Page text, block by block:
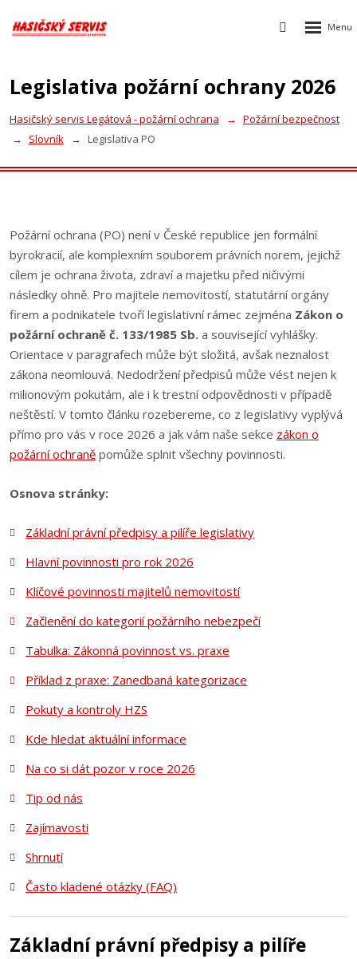
Vyhledávání
Rozbalení
Legislativa požární ochrany 2026
Hasičský servis Legátová - požární ochrana
Požární bezpečnost
Slovník
Legislativa PO
Požární ochrana (PO) není v České republice jen formální
byrokracií, ale komplexním souborem právních norem, jejichž
cílem je ochrana života, zdraví a majetku před ničivými
následky ohně. Pro majitele nemovitostí, statutární orgány
firem a podnikatele tvoří legislativní rámec zejména Zákon o
požární ochraně č. 133/1985 Sb. a související vyhlášky.
Orientace v paragrafech může být složitá, avšak neznalost
zákona neomlouvá. Nedodržení předpisů může vést nejen k
milionovým pokutám, ale i k trestní odpovědnosti v případě
neštěstí. V tomto článku rozebereme, co z legislativy vyplývá
přímo pro vás v roce 2026 a jak vám naše sekce zákon o
požární ochraně pomůže splnit všechny povinnosti.
Osnova stránky:
Základní právní předpisy a pilíře legislativy
Hlavní povinnosti pro rok 2026
Klíčové povinnosti majitelů nemovitostí
Začlenění do kategorií požárního nebezpečí
Tabulka: Zákonná povinnost vs. praxe
Příklad z praxe: Zanedbaná kategorizace
Pokuty a kontroly HZS
Kde hledat aktuální informace
Na co si dát pozor v roce 2026
Tip od nás
Zajímavosti
Shrnutí
Často kladené otázky (FAQ)
Základní právní předpisy a pilíře